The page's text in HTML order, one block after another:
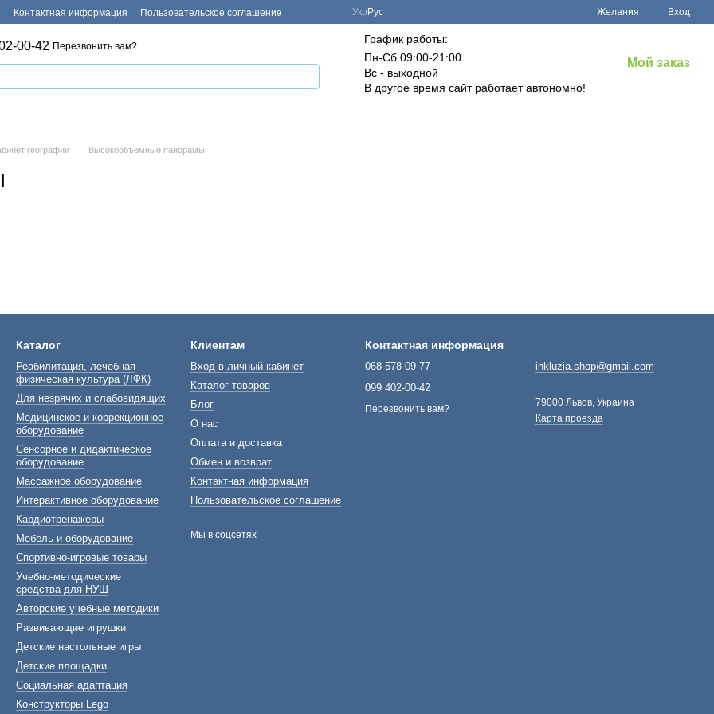
Контактная информация Пользовательское соглашение Укр Рус Желания Вход
00-42 Перезвонить вам?
График работы:
Пн-Сб 09:00-21:00
Вс - выходной
В другое время сайт работает автономно!
Мой заказ
географии Высокообъёмные панорамы
Каталог
Реабилитация, лечебная
физическая культура (ЛФК)
Для незрячих и слабовидящих
Медицинское и коррекционное
оборудование
Сенсорное и дидактическое
оборудование
Массажное оборудование
Интерактивное оборудование
Кардиотренажеры
Мебель и оборудование
Спортивно-игровые товары
Учебно-методические
средства для НУШ
Авторские учебные методики
Развивающие игрушки
Детские настольные игры
Детские площадки
Социальная адаптация
Конструкторы Lego
Клиентам
Вход в личный кабинет
Каталог товаров
Блог
О нас
Оплата и доставка
Обмен и возврат
Контактная информация
Пользовательское соглашение
Мы в соцсетях
Контактная информация
068 578-09-77
099 402-00-42
Перезвонить вам?
inkluzia.shop@gmail.com
79000 Львов, Украина
Карта проезда